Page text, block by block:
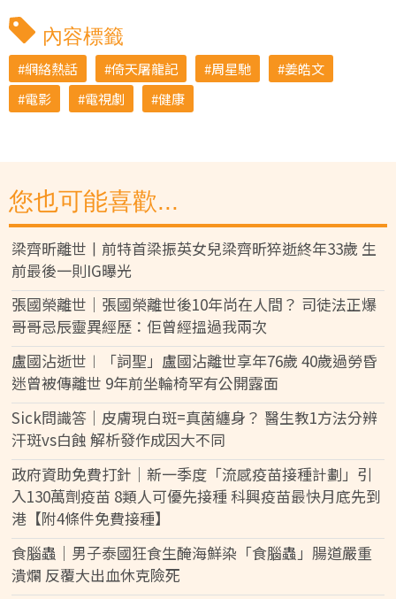
內容標籤
網絡熱話 倚天屠龍記 周星馳
姜皓文
電影
電視劇 健康
您也可能喜歡...
梁齊昕離世丨前特首梁振英女兒梁齊昕猝逝終年33歲 生
前最後一則IG曝光
張國榮離世｜張國榮離世後10年尚在人間？ 司徒法正爆
哥哥忌辰靈異經歷：佢曾經搵過我兩次
盧國沾逝世︱「詞聖」盧國沾離世享年76歲 40歲過勞昏
迷曾被傳離世 9年前坐輪椅罕有公開露面
Sick問識答｜皮膚現白斑=真菌纏身？ 醫生教1方法分辨
汗斑vs白蝕 解析發作成因大不同
政府資助免費打針｜新一季度「流感疫苗接種計劃」引
入130萬劑疫苗 8類人可優先接種 科興疫苗最快月底先到
港【附4條件免費接種】
食腦蟲｜男子泰國狂食生醃海鮮染「食腦蟲」腸道嚴重
潰爛 反覆大出血休克險死